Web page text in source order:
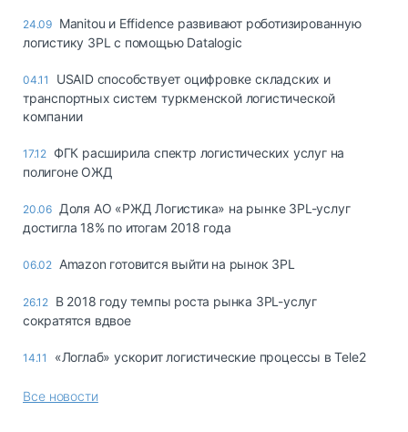
24.09 Manitou и Effidence развивают роботизированную
логистику 3PL с помощью Datalogic
04.11
USAID способствует оцифровке складских и
транспортных систем туркменской логистической
компании
17.12 ФГК расширила спектр логистических услуг на
полигоне ОЖД
20.06 Доля АО «РЖД Логистика» на рынке 3PL-услуг
достигла 18% по итогам 2018 года
06.02 Amazon готовится выйти на рынок 3PL
26.12 В 2018 году темпы роста рынка 3PL-услуг
сократятся вдвое
14.11 «Логлаб» ускорит логистические процессы в Tele2
Все новости